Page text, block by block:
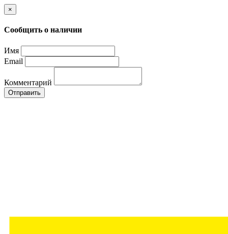
×
Сообщить о наличии
Имя
Email
Комментарий
Отправить